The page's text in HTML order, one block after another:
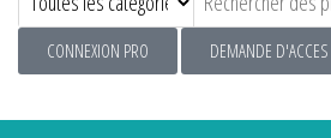
CONNEXION PRO DEMANDE